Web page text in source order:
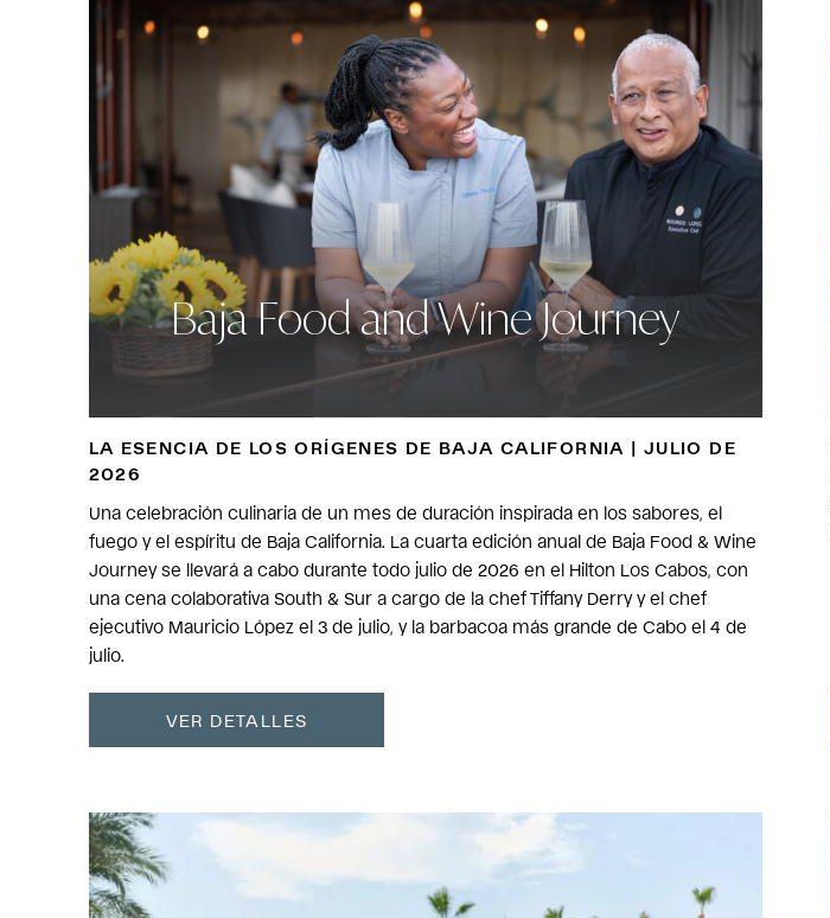
Baja Food and Wine Journey
LA ESENCIA DE LOS ORÍGENES DE BAJA CALIFORNIA | JULIO DE
2026
Una celebración culinaria de un mes de duración inspirada en los sabores, el
fuego y el espíritu de Baja California. La cuarta edición anual de Baja Food & Wine
Journey se llevará a cabo durante todo julio de 2026 en el Hilton Los Cabos, con
una cena colaborativa South & Sur a cargo de la chef Tiffany Derry y el chef
ejecutivo Mauricio López el 3 de julio, y la barbacoa más grande de Cabo el 4 de
julio.
VER DETALLES